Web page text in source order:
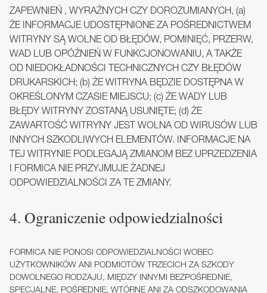
ZAPEWNIEŃ , WYRAŹNYCH CZY DOROZUMIANYCH, (a)
ŻE INFORMACJE UDOSTĘPNIONE ZA POŚREDNICTWEM
WITRYNY SĄ WOLNE OD BŁĘDÓW, POMINIĘĆ, PRZERW,
WAD LUB OPÓŹNIEŃ W FUNKCJONOWANIU, A TAKŻE
OD NIEDOKŁADNOŚCI TECHNICZNYCH CZY BŁĘDÓW
DRUKARSKICH; (b) ŻE WITRYNA BĘDZIE DOSTĘPNA W
OKREŚLONYM CZASIE MIEJSCU; (c) ŻE WADY LUB
BŁĘDY WITRYNY ZOSTANĄ USUNIĘTE; (d) ŻE
ZAWARTOŚĆ WITRYNY JEST WOLNA OD WIRUSÓW LUB
INNYCH SZKODLIWYCH ELEMENTÓW. INFORMACJE NA
TEJ WITRYNIE PODLEGAJĄ ZMIANOM BEZ UPRZEDZENIA
I FORMICA NIE PRZYJMUJE ŻADNEJ
ODPOWIEDZIALNOŚCI ZA TE ZMIANY.
4. Ograniczenie odpowiedzialności
FORMICA NIE PONOSI ODPOWIEDZIALNOŚCI WOBEC
UŻYTKOWNIKÓW ANI PODMIOTÓW TRZECICH ZA SZKODY
DOWOLNEGO RODZAJU, MIĘDZY INNYMI BEZPOŚREDNIE,
SPECJALNE, POŚREDNIE, WTÓRNE ANI ZA ODSZKODOWANIA